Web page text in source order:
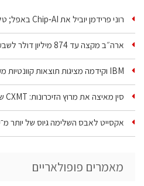
רוני פרידמן יוביל את Chip‑AI באפל; טל ענבר ינהל את…
ארה״ב מקצה עד 874 מיליון דולר לשבע טכנולוגיות שבבים…
IBM וקידמה מציגות תוצאות קוונטיות מעבר ליכולת…
סין מאיצה את מרוץ הזיכרונות: CXMT שוקלת להקים מפעל…
אקסייט לאבס השלימה גיוס של יותר מ־300 מיליון דולר…
מאמרים פופולאריים